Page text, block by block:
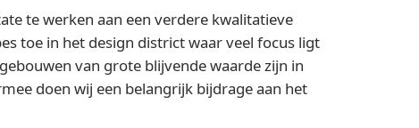
te werken aan een verdere kwalitatieve
toe in het design district waar veel focus ligt
van grote blijvende waarde zijn in
doen wij een belangrijk bijdrage aan het